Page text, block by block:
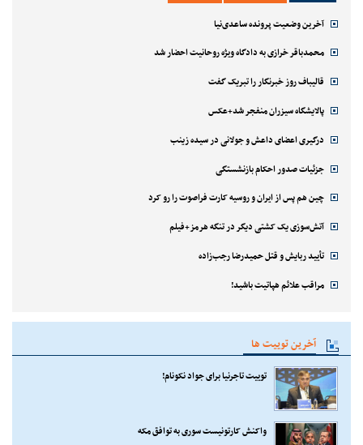
آخرین وضعیت پرونده ساعدی‌نیا
محمدباقر خرازی به دادگاه ویژه روحانیت احضار شد
قالیباف روز خبرنگار را تبریک گفت
پالایشگاه سیزران منفجر شد+عکس
درگیری اعضای داعش و جولانی در سیده زینب
جزئیات صدور احکام بازنشستگی
چین هم پس از ایران و روسیه کارت فراصوت را رو کرد
آتش‌سوزی یک کشتی دیگر در تنگه هرمز+فیلم
تأیید ربایش و قتل حمیدرضا رجب‌زاده
مراقب علائم هپاتیت باشید!
آخرین توییت ها
توییت تاجرنیا برای جواد نکونام!
واکنش کارتونیست سوری به توافق مکه